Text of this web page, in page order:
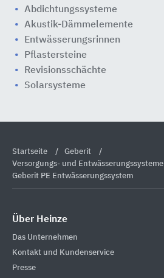
Abdichtungssysteme
Akustik-Dämmelemente
Entwässerungsrinnen
Pflastersteine
Revisionsschächte
Solarsysteme
Startseite
Geberit
Versorgungs- und Entwässerungssysteme
Geberit PE Entwässerungssystem
Über Heinze
Das Unternehmen
Kontakt und Kundenservice
Presse